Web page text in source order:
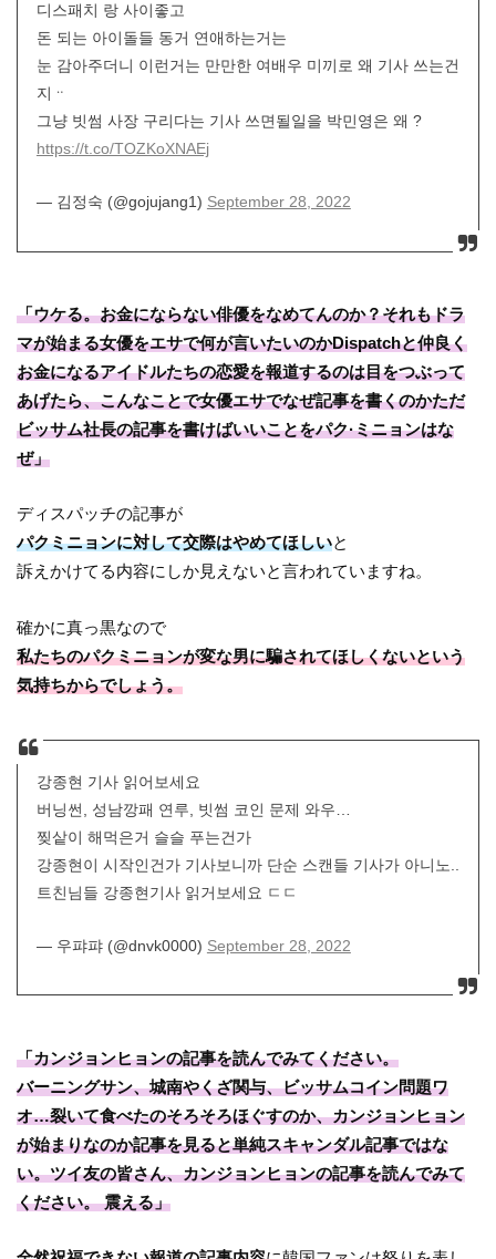
디스패치 랑 사이좋고
돈 되는 아이돌들 동거 연애하는거는
눈 감아주더니 이런거는 만만한 여배우 미끼로 왜 기사 쓰는건
지ᆢ
그냥 빗썸 사장 구리다는 기사 쓰면될일을 박민영은 왜 ?
https://t.co/TOZKoXNAEj
— 김정숙 (@gojujang1) September 28, 2022
「ウケる。お金にならない俳優をなめてんのか？それもドラ
マが始まる女優をエサで何が言いたいのかDispatchと仲良く
お金になるアイドルたちの恋愛を報道するのは目をつぶって
あげたら、こんなことで女優エサでなぜ記事を書くのかただ
ビッサム社長の記事を書けばいいことをパク·ミニョンはな
ぜ」
ディスパッチの記事が
パクミニョンに対して交際はやめてほしいと
訴えかけてる内容にしか見えないと言われていますね。
確かに真っ黒なので
私たちのパクミニョンが変な男に騙されてほしくないという
気持ちからでしょう。
강종현 기사 읽어보세요
버닝썬, 성남깡패 연루, 빗썸 코인 문제 와우…
찢샅이 해먹은거 슬슬 푸는건가
강종현이 시작인건가 기사보니까 단순 스캔들 기사가 아니노..
트친님들 강종현기사 읽거보세요 ㄷㄷ
— 우퍄퍄 (@dnvk0000) September 28, 2022
「カンジョンヒョンの記事を読んでみてください。
バーニングサン、城南やくざ関与、ビッサムコイン問題ワ
オ…裂いて食べたのそろそろほぐすのか、カンジョンヒョン
が始まりなのか記事を見ると単純スキャンダル記事ではな
い。ツイ友の皆さん、カンジョンヒョンの記事を読んでみて
ください。 震える」